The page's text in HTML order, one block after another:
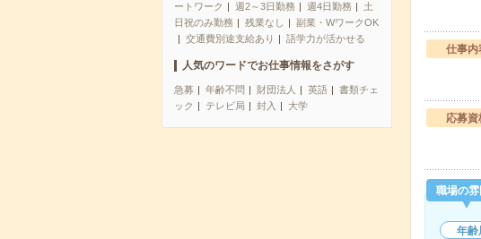
ートワーク
週2～3日勤務 週4日勤務
土
日祝のみ勤務
残業なし
副業・WワークOK
交通費別途支給あり
語学力が活かせる
人気のワードでお仕事情報をさがす
急募 年齢不問 財団法人 英語
書類チェ
ック
テレビ局 封入 大学
仕事内
応募資
職場の
年齢